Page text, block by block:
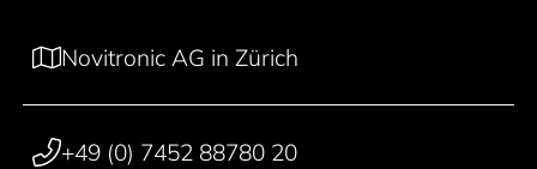
Novitronic AG in Zürich
+49 (0) 7452 88780 20